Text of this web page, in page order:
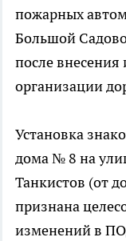
пожарных
Большой
после
организации
Установка
дома № 8 на
Танкистов (от
признана
изменений в